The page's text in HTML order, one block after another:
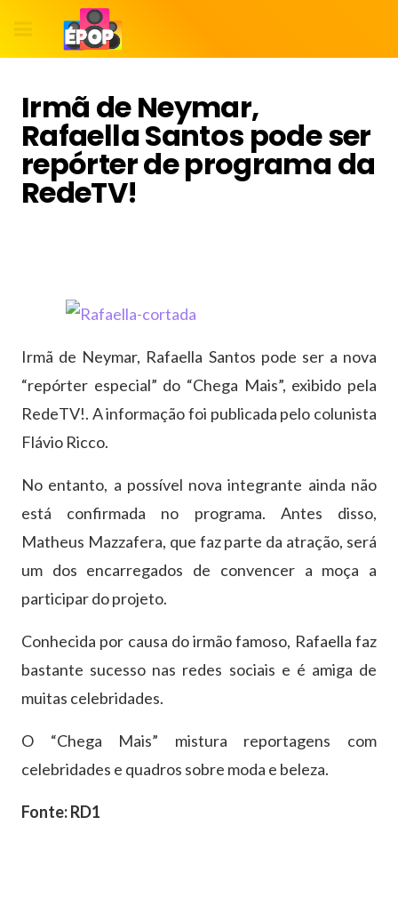
Irmã de Neymar,
Rafaella Santos pode ser
repórter de programa da
RedeTV!
Irmã de Neymar, Rafaella Santos pode ser a nova
“repórter especial” do “Chega Mais”, exibido pela
RedeTV!. A informação foi publicada pelo colunista
Flávio Ricco.
No entanto, a possível nova integrante ainda não
está confirmada no programa. Antes disso,
Matheus Mazzafera, que faz parte da atração, será
um dos encarregados de convencer a moça a
participar do projeto.
Conhecida por causa do irmão famoso, Rafaella faz
bastante sucesso nas redes sociais e é amiga de
muitas celebridades.
O “Chega Mais” mistura reportagens com
celebridades e quadros sobre moda e beleza.
Fonte: RD1